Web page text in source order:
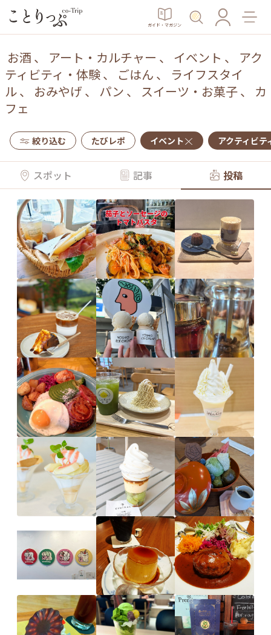
ガイド・マガジン
お酒 、 アート・カルチャー 、 イベント 、 アク
ティビティ・体験、 ごはん 、 ライフスタイ
ル、 おみやげ 、 パン 、 スイーツ・お菓子、 カ
フェ
絞り込む たびレポ イベント アクティビテ
スポット 記事 投稿